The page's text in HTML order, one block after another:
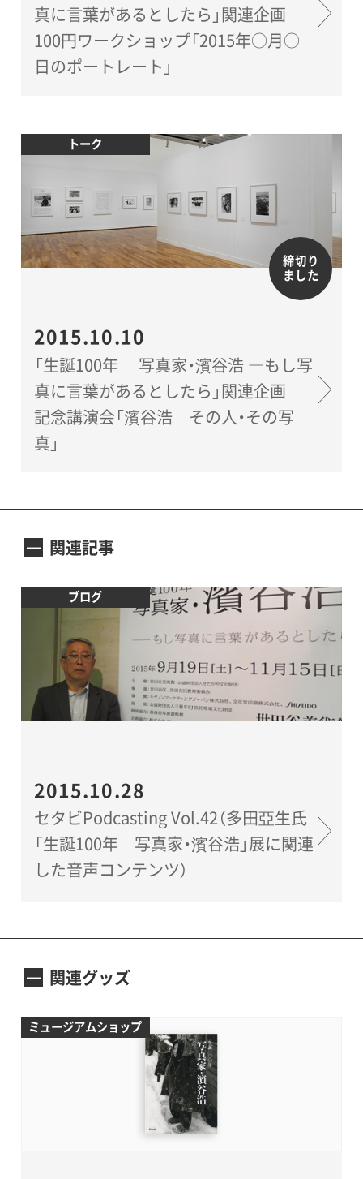
真に言葉があるとしたら」関連企画
100円ワークショップ「2015年○月○
日のポートレート」
トーク
締切り
ました
2015.10.10
「生誕100年 写真家・濱谷浩 ―もし写
真に言葉があるとしたら」関連企画
記念講演会「濱谷浩 その人・その写
真」
関連記事
ブログ
2015.10.28
セタビPodcasting Vol.42（多田亞生氏
「生誕100年 写真家・濱谷浩」展に関連
した音声コンテンツ）
関連グッズ
ミュージアムショップ